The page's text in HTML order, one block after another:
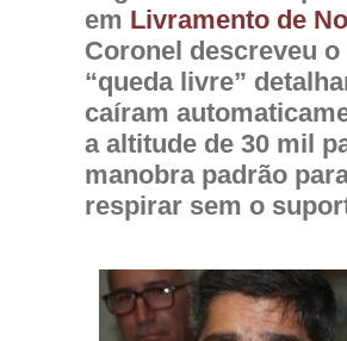
em Livramento de
Coronel descreveu
“queda livre”
caíram
a altitude de 30 mil
manobra padrão
respirar sem o